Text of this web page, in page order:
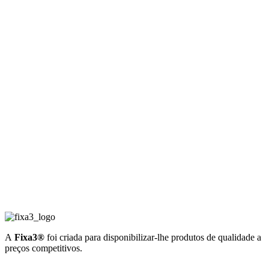
A Fixa3® foi criada para disponibilizar-lhe produtos de qualidade a
preços competitivos.